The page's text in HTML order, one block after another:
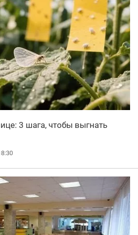
3 шага, чтобы выгнать